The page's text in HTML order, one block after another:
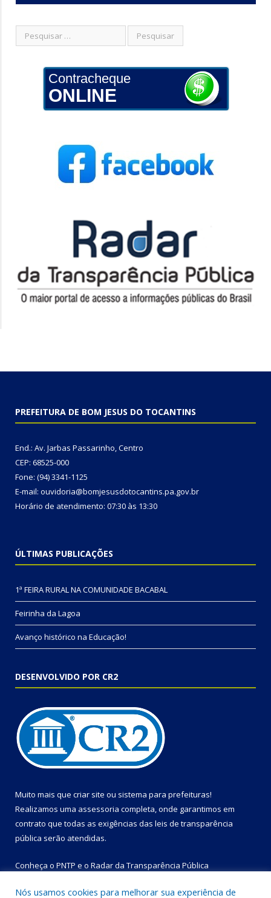
Contracheque
ONLINE
PREFEITURA DE BOM JESUS DO TOCANTINS
End.: Av. Jarbas Passarinho, Centro
CEP: 68525-000
Fone: (94) 3341-1125
E-mail: ouvidoria@bomjesusdotocantins.pa.gov.br
Horário de atendimento: 07:30 às 13:30
ÚLTIMAS PUBLICAÇÕES
1ª FEIRA RURAL NA COMUNIDADE BACABAL
Feirinha da Lagoa
Avanço histórico na Educação!
DESENVOLVIDO POR CR2
Muito mais que criar site ou sistema para prefeituras!
Realizamos uma assessoria completa, onde garantimos em
contrato que todas as exigências das leis de transparência
pública serão atendidas.
Conheça o PNTP e o Radar da Transparência Pública
Nós usamos cookies para melhorar sua experiência de